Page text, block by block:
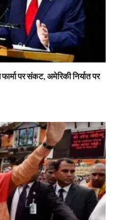
पर संकट, अमेरिकी निर्यात पर